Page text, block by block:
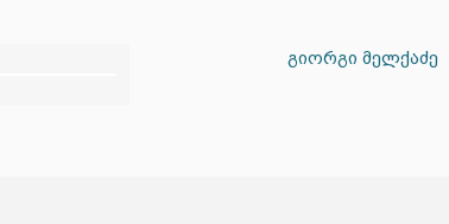
გიორგი მელქაძე